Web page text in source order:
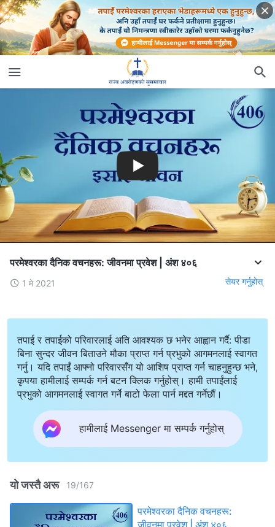
परमेश्‍वरका दैनिक वचनहरू: जीवनमा प्रवेश | अंश ४०६
1 मे 2021 सेयर गर्नुहोस्
तपाई र तपाईको परिवारलाई अति आवश्यक छ भनेर आह्वान गर्दै: पीडा
बिना सुन्दर जीवन बिताउने मौका प्राप्त गर्न प्रभुको आगमनलाई स्वागत
गर्नु। यदि तपाईं आफ्नो परिवारसँग यो आशिष प्राप्त गर्न चाहनुहुन्छ भने,
कृपया हामीलाई सम्पर्क गर्न बटन क्लिक गर्नुहोस्। हामी तपाईंलाई
प्रभुको आगमनलाई स्वागत गर्ने बाटो फेला पार्न मद्दत गर्नेछौं।
हामीलाई Messenger मा सम्पर्क गर्नुहोस्
यो जस्तै अरू 19/167
परमेश्‍वरका दैनिक वचनहरू:
जीवनमा प्रवेश | अंश ४०६